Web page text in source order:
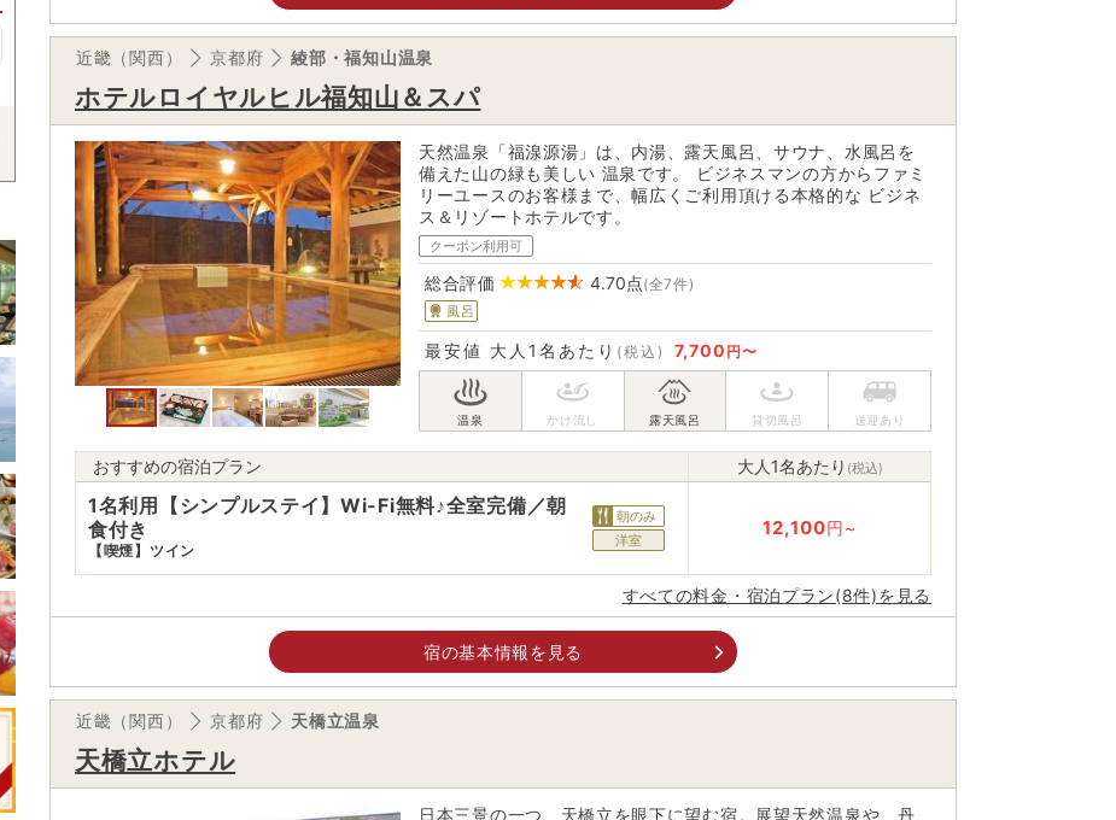
近畿（関西） 京都府 綾部・福知山温泉
ホテルロイヤルヒル福知山＆スパ
天然温泉「福湶源湯」は、内湯、露天風呂、サウナ、水風呂を
備えた山の緑も美しい 温泉です。 ビジネスマンの方からファミ
リーユースのお客様まで、幅広くご利用頂ける本格的な ビジネ
ス＆リゾートホテルです。
クーポン利用可
総合評価 4.70点(全7件)
風呂
最安値 大人1名あたり (税込) 7,700 円〜
おすすめの宿泊プラン 大人1名あたり (税込)
1名利用【シンプルステイ】Wi-Fi無料♪全室完備／朝
食付き
【喫煙】ツイン
朝のみ
洋室
12,100円~
すべての料金・宿泊プラン(8件)を見る
宿の基本情報を見る
近畿（関西） 京都府 天橋立温泉
天橋立ホテル
日本三景の一つ、天橋立を眼下に望む宿。展望天然温泉や、丹